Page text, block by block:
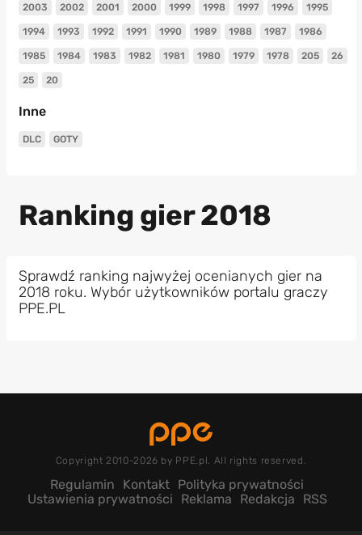
2003 2002 2001 2000 1999 1998 1997 1996 1995
1994 1993 1992 1991 1990 1989 1988 1987 1986
1985 1984 1983 1982 1981 1980 1979 1978 205 26
25 20
Inne
DLC GOTY
Ranking gier 2018
Sprawdź ranking najwyżej ocenianych gier na
2018 roku. Wybór użytkowników portalu graczy
PPE.PL
Copyright 2010-2026 by PPE.pl. All rights reserved.
Regulamin Kontakt Polityka prywatności
Ustawienia prywatności
Reklama Redakcja RSS